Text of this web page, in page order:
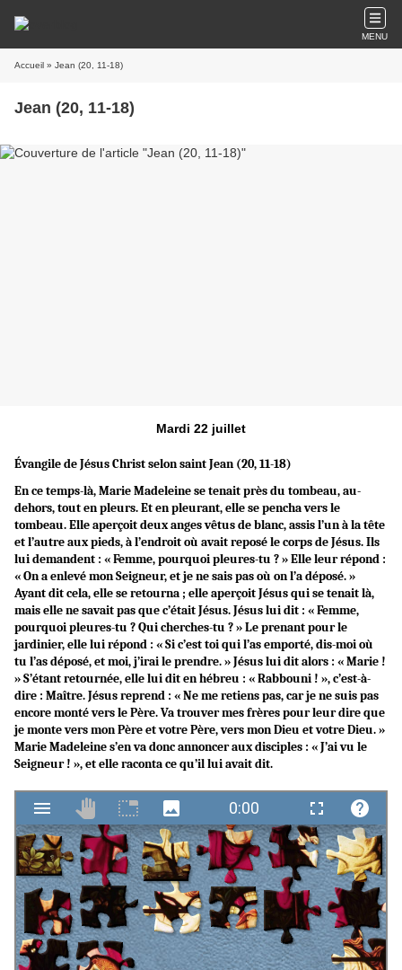
MENU
Accueil » Jean (20, 11-18)
Jean (20, 11-18)
Mardi 22 juillet
Évangile de Jésus Christ selon saint Jean (20, 11-18)
En ce temps-là, Marie Madeleine se tenait près du tombeau, au-
dehors, tout en pleurs. Et en pleurant, elle se pencha vers le
tombeau. Elle aperçoit deux anges vêtus de blanc, assis l’un à la tête
et l’autre aux pieds, à l’endroit où avait reposé le corps de Jésus. Ils
lui demandent : « Femme, pourquoi pleures-tu ? » Elle leur répond :
« On a enlevé mon Seigneur, et je ne sais pas où on l’a déposé. »
Ayant dit cela, elle se retourna ; elle aperçoit Jésus qui se tenait là,
mais elle ne savait pas que c’était Jésus. Jésus lui dit : « Femme,
pourquoi pleures-tu ? Qui cherches-tu ? » Le prenant pour le
jardinier, elle lui répond : « Si c’est toi qui l’as emporté, dis-moi où
tu l’as déposé, et moi, j’irai le prendre. » Jésus lui dit alors : « Marie !
» S’étant retournée, elle lui dit en hébreu : « Rabbouni ! », c’est-à-
dire : Maître. Jésus reprend : « Ne me retiens pas, car je ne suis pas
encore monté vers le Père. Va trouver mes frères pour leur dire que
je monte vers mon Père et votre Père, vers mon Dieu et votre Dieu. »
Marie Madeleine s’en va donc annoncer aux disciples : « J’ai vu le
Seigneur ! », et elle raconta ce qu’il lui avait dit.